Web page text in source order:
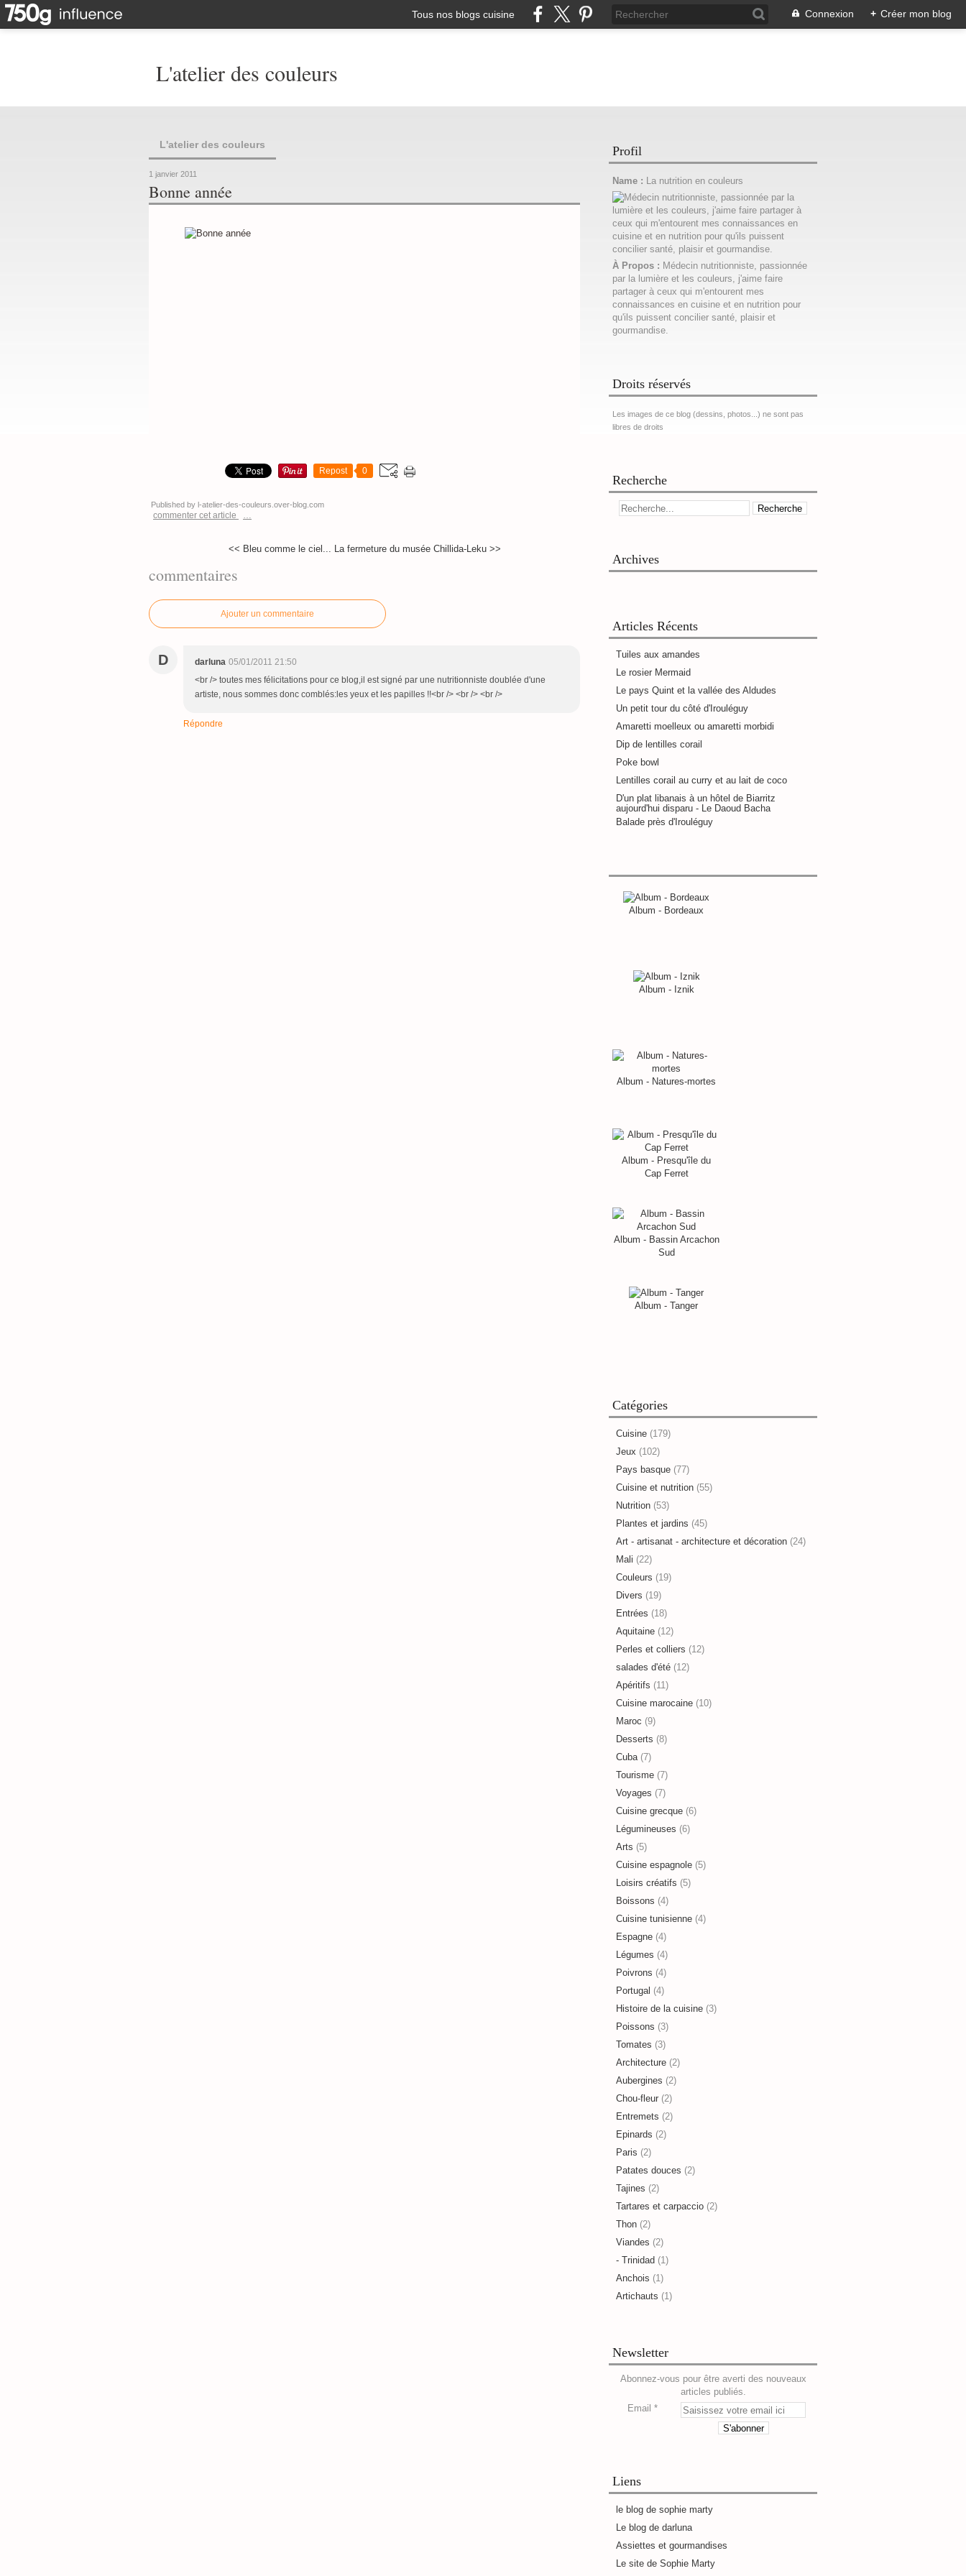
Tous nos blogs cuisine Connexion + Créer mon blog
L'atelier des couleurs
L'atelier des couleurs
1 janvier 2011
Bonne année
Repost 0
Published by l-atelier-des-couleurs.over-blog.com
commenter cet article …
<< Bleu comme le ciel... La fermeture du musée Chillida-Leku >>
commentaires
Ajouter un commentaire
D darluna 05/01/2011 21:50
<br /> toutes mes félicitations pour ce blog,il est signé par une nutritionniste doublée d'une
artiste, nous sommes donc comblés:les yeux et les papilles !!<br /> <br /> <br />
Répondre
Profil
Name : La nutrition en couleurs
À Propos : Médecin nutritionniste, passionnée
par la lumière et les couleurs, j'aime faire
partager à ceux qui m'entourent mes
connaissances en cuisine et en nutrition pour
qu'ils puissent concilier santé, plaisir et
gourmandise.
Droits réservés
Les images de ce blog (dessins, photos...) ne sont pas
libres de droits
Recherche
Archives
Articles Récents
Tuiles aux amandes
Le rosier Mermaid
Le pays Quint et la vallée des Aldudes
Un petit tour du côté d'Irouléguy
Amaretti moelleux ou amaretti morbidi
Dip de lentilles corail
Poke bowl
Lentilles corail au curry et au lait de coco
D'un plat libanais à un hôtel de Biarritz
aujourd'hui disparu - Le Daoud Bacha
Balade près d'Irouléguy
Album - Bordeaux
Album - Iznik
Album - Natures-mortes
Album - Presqu'île du
Cap Ferret
Album - Bassin Arcachon
Sud
Album - Tanger
Catégories
Cuisine (179)
Jeux (102)
Pays basque (77)
Cuisine et nutrition (55)
Nutrition (53)
Plantes et jardins (45)
Art - artisanat - architecture et décoration (24)
Mali (22)
Couleurs (19)
Divers (19)
Entrées (18)
Aquitaine (12)
Perles et colliers (12)
salades d'été (12)
Apéritifs (11)
Cuisine marocaine (10)
Maroc (9)
Desserts (8)
Cuba(7)
Tourisme (7)
Voyages (7)
Cuisine grecque (6)
Légumineuses (6)
Arts (5)
Cuisine espagnole (5)
Loisirs créatifs (5)
Boissons (4)
Cuisine tunisienne (4)
Espagne (4)
Légumes (4)
Poivrons (4)
Portugal (4)
Histoire de la cuisine (3)
Poissons (3)
Tomates (3)
Architecture (2)
Aubergines (2)
Chou-fleur (2)
Entremets (2)
Epinards (2)
Paris (2)
Patates douces (2)
Tajines (2)
Tartares et carpaccio (2)
Thon (2)
Viandes (2)
- Trinidad (1)
Anchois (1)
Artichauts (1)
Newsletter
Abonnez-vous pour être averti des nouveaux
articles publiés.
Email
Liens
le blog de sophie marty
Le blog de darluna
Assiettes et gourmandises
Le site de Sophie Marty